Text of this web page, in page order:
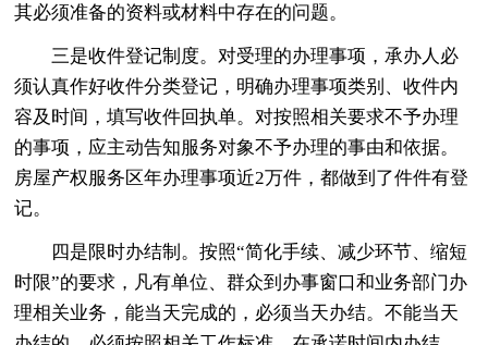
其必须准备的资料或材料中存在的问题。
三是收件登记制度。对受理的办理事项，承办人必
须认真作好收件分类登记，明确办理事项类别、收件内
容及时间，填写收件回执单。对按照相关要求不予办理
的事项，应主动告知服务对象不予办理的事由和依据。
房屋产权服务区年办理事项近2万件，都做到了件件有登
记。
四是限时办结制。按照“简化手续、减少环节、缩短
时限”的要求，凡有单位、群众到办事窗口和业务部门办
理相关业务，能当天完成的，必须当天办结。不能当天